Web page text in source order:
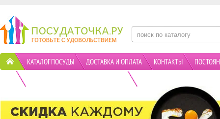
КАТАЛОГ ПОСУДЫ ДОСТАВКА И ОПЛАТА КОНТАКТЫ